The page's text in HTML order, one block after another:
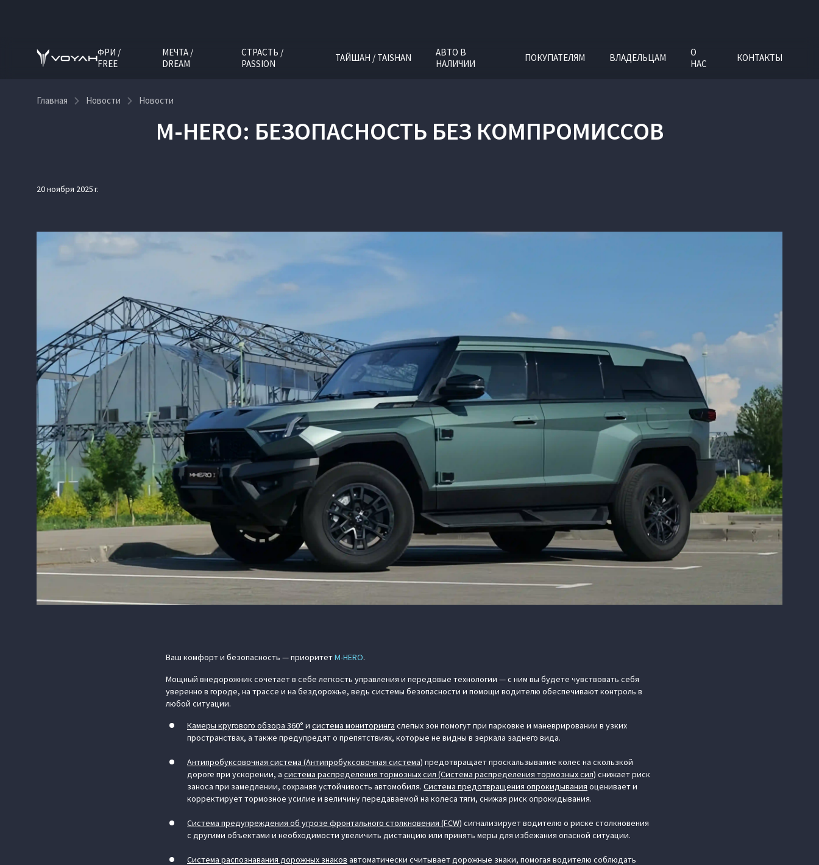
ФРИ /
FREE
МЕЧТА /
DREAM
СТРАСТЬ /
PASSION
ТАЙШАН / TAISHAN
АВТО В
НАЛИЧИИ
ПОКУПАТЕЛЯМ ВЛАДЕЛЬЦАМ
О
НАС
КОНТАКТЫ
Главная Новости Новости
M‑HERO: БЕЗОПАСНОСТЬ БЕЗ КОМПРОМИССОВ
20 ноября 2025 г.
Ваш комфорт и безопасность — приоритетM‑HERO.
Мощный внедорожник сочетает в себе легкость управления и передовые технологии — с ним вы будете чувствовать себя
уверенно в городе, на трассе и на бездорожье, ведь системы безопасности и помощи водителю обеспечивают контроль в
любой ситуации.
Камеры кругового обзора 360° и система мониторинга слепых зон помогут при парковке и маневрировании в узких
пространствах, а также предупредят о препятствиях, которые не видны в зеркала заднего вида.
Антипробуксовочная система (Антипробуксовочная система) предотвращает проскальзывание колес на скользкой
дороге при ускорении, а система распределения тормозных сил (Система распределения тормозных сил) снижает риск
заноса при замедлении, сохраняя устойчивость автомобиля. Система предотвращения опрокидывания оценивает и
корректирует тормозное усилие и величину передаваемой на колеса тяги, снижая риск опрокидывания.
Система предупреждения об угрозе фронтального столкновения (FCW) сигнализирует водителю о риске столкновения
с другими объектами и необходимости увеличить дистанцию или принять меры для избежания опасной ситуации.
Система распознавания дорожных знаков автоматически считывает дорожные знаки, помогая водителю соблюдать